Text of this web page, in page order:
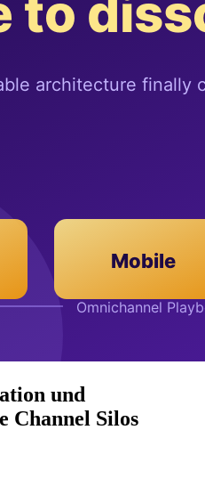
und
Channel Silos